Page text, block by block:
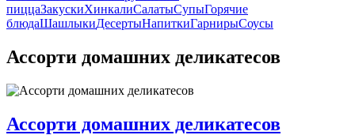
пиццаЗакускиХинкалиСалатыСупыГорячие
блюдаШашлыкиДесертыНапиткиГарнирыСоусы
Ассорти домашних деликатесов
Ассорти домашних деликатесов